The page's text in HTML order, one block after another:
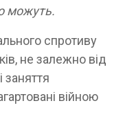
можуть.
спротиву
не залежно від
заняття
війною